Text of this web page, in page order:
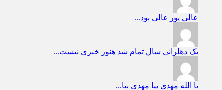
عالی پور عالی بود...
یک دهلرانی سال تمام شد هنوز خبری نیست...
یا الله مهدی بیا مهدی بیا...